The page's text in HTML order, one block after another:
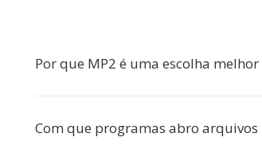
Por que MP2 é uma escolha melhor
Com que programas abro arquivos